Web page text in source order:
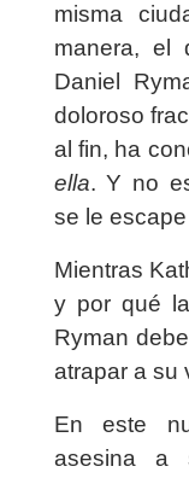
misma
manera, el
Daniel
doloroso
al fin, ha
ella. Y no
se le
Mientras
y por qué
Ryman
atrapar a su
En este
asesina a